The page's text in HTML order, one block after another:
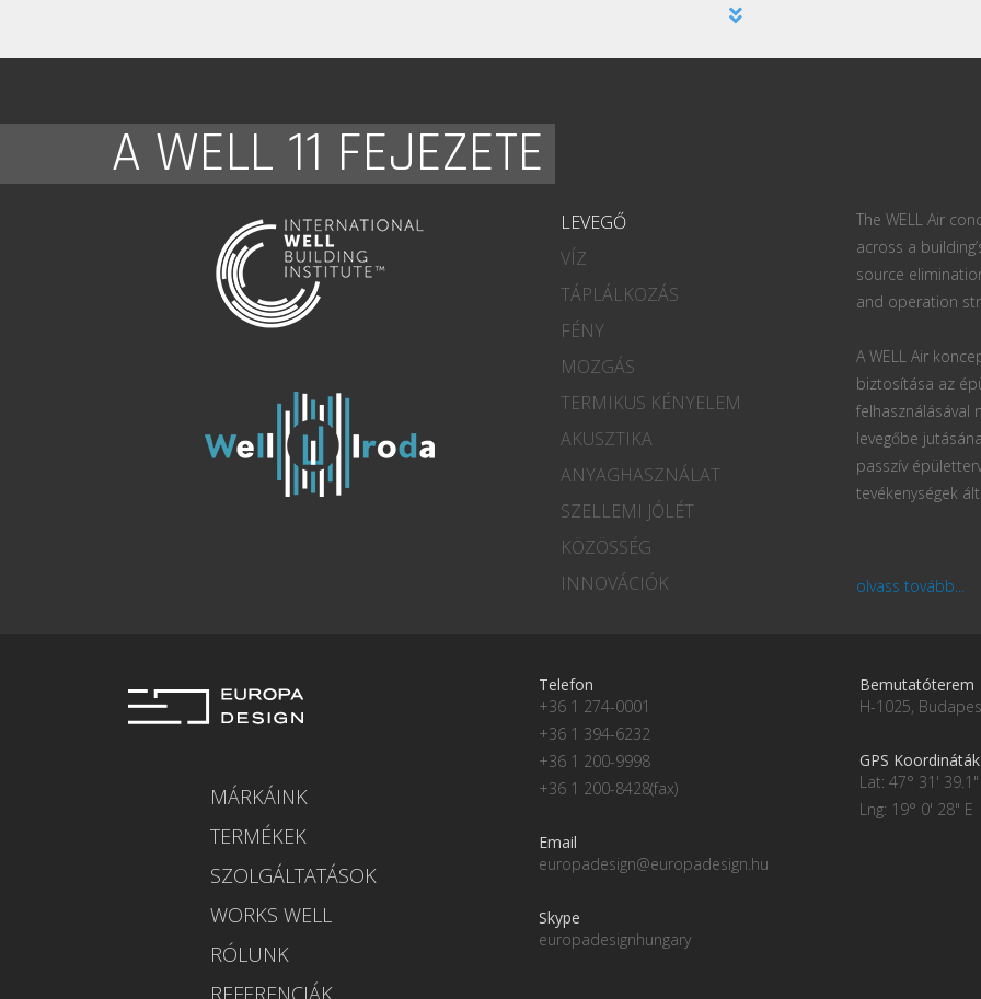
A WELL 11 FEJEZETE
LEVEGŐ
VÍZ
TÁPLÁLKOZÁS
FÉNY
MOZGÁS
TERMIKUS KÉNYELEM
AKUSZTIKA
ANYAGHASZNÁLAT
SZELLEMI JÓLÉT
KÖZÖSSÉG
INNOVÁCIÓK
The WELL Air
across a
source
and operation
A WELL Air
biztosítása az
felhasználásával
levegőbe
passzív
tevékenységek
olvass tovább...
MÁRKÁINK
TERMÉKEK
SZOLGÁLTATÁSOK
WORKS WELL
RÓLUNK
REFERENCIÁK
Telefon
+36 1 274-0001
+36 1 394-6232
+36 1 200-9998
+36 1 200-8428(fax)
Email
europadesign@europadesign.hu
Skype
europadesignhungary
Bemutatóterem
H-1025,
GPS Koordináták
Lat: 47° 31'
Lng: 19° 0' 28" E